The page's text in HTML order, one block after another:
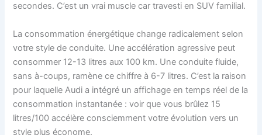
secondes. C’est un vrai muscle car travesti en SUV familial.
La consommation énergétique change radicalement selon
votre style de conduite. Une accélération agressive peut
consommer 12-13 litres aux 100 km. Une conduite fluide,
sans à-coups, ramène ce chiffre à 6-7 litres. C’est la raison
pour laquelle Audi a intégré un affichage en temps réel de la
consommation instantanée : voir que vous brûlez 15
litres/100 accélère consciemment votre évolution vers un
style plus économe.